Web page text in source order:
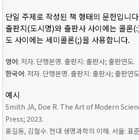
단일 주제로 작성된 책 형태의 문헌입니
출판지(도시명)와 출판사 사이에는 콜론
도 사이에는 세미콜론(;)을 사용합니다.
영어: 저자. 단행본명. 출판지: 출판사; 출판연도.
한국어: 저자. 단행본명. 출판지: 출판사; 출판연
예시
Smith JA, Doe R. The Art of Modern
Press; 2023.
홍길동, 김철수. 현대 생명과학의 이해. 서울: 표